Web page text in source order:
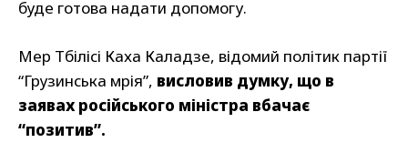
буде готова надати допомогу.
Мер Тбілісі Каха Каладзе, відомий політик партії
“Грузинська мрія”, висловив думку, що в
заявах російського міністра вбачає
“позитив”.